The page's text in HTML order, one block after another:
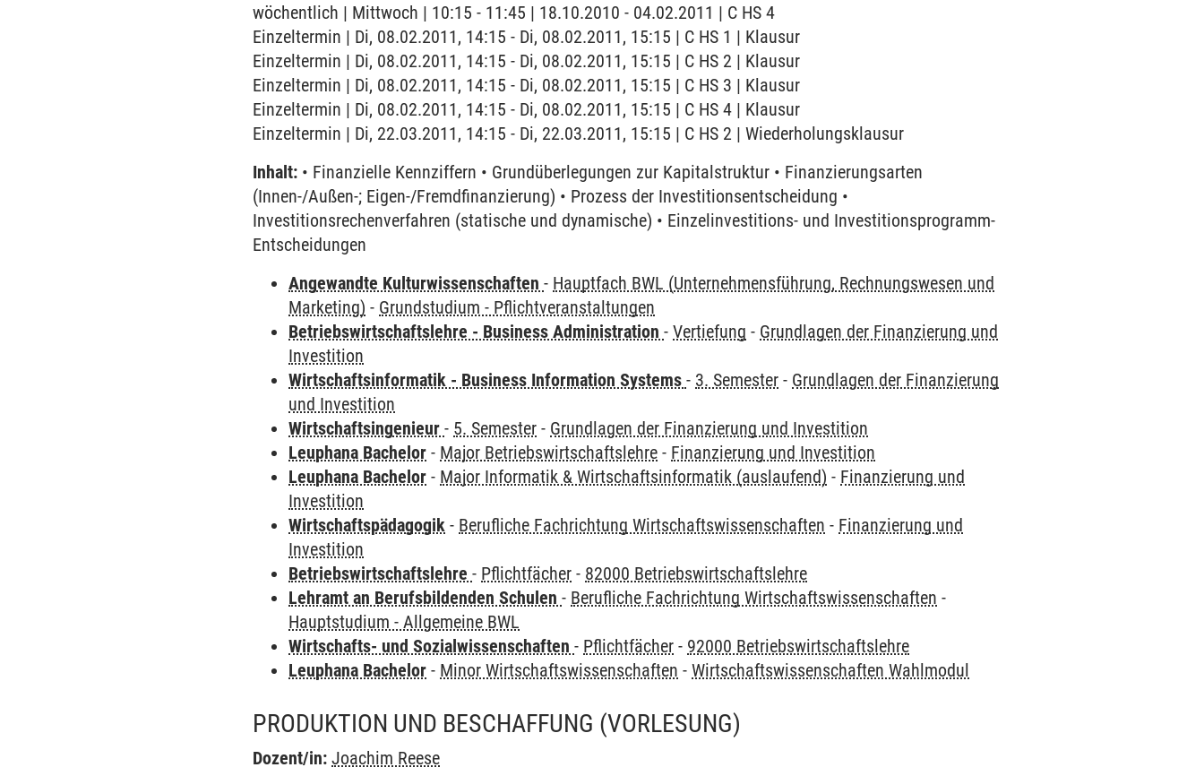
wöchentlich | Mittwoch | 10:15 - 11:45 | 18.10.2010 - 04.02.2011 | C HS 4
Einzeltermin | Di, 08.02.2011, 14:15 - Di, 08.02.2011, 15:15 | C HS 1 | Klausur
Einzeltermin | Di, 08.02.2011, 14:15 - Di, 08.02.2011, 15:15 | C HS 2 | Klausur
Einzeltermin | Di, 08.02.2011, 14:15 - Di, 08.02.2011, 15:15 | C HS 3 | Klausur
Einzeltermin | Di, 08.02.2011, 14:15 - Di, 08.02.2011, 15:15 | C HS 4 | Klausur
Einzeltermin | Di, 22.03.2011, 14:15 - Di, 22.03.2011, 15:15 | C HS 2 | Wiederholungsklausur
Inhalt: • Finanzielle Kennziffern • Grundüberlegungen zur Kapitalstruktur • Finanzierungsarten
(Innen-/Außen-; Eigen-/Fremdfinanzierung) • Prozess der Investitionsentscheidung •
Investitionsrechenverfahren (statische und dynamische) • Einzelinvestitions- und Investitionsprogramm-
Entscheidungen
Angewandte Kulturwissenschaften- Hauptfach BWL (Unternehmensführung, Rechnungswesen und
Marketing) - Grundstudium - Pflichtveranstaltungen
Betriebswirtschaftslehre - Business Administration-Vertiefung - Grundlagen der Finanzierung und
Investition
Wirtschaftsinformatik - Business Information Systems- 3. Semester - Grundlagen der Finanzierung
und Investition
Wirtschaftsingenieur- 5. Semester - Grundlagen der Finanzierung und Investition
Leuphana Bachelor - Major Betriebswirtschaftslehre - Finanzierung und Investition
Leuphana Bachelor - Major Informatik & Wirtschaftsinformatik (auslaufend) - Finanzierung und
Investition
Wirtschaftspädagogik - Berufliche Fachrichtung Wirtschaftswissenschaften - Finanzierung und
Investition
Betriebswirtschaftslehre- Pflichtfächer - 82000 Betriebswirtschaftslehre
Lehramt an Berufsbildenden Schulen- Berufliche Fachrichtung Wirtschaftswissenschaften -
Hauptstudium - Allgemeine BWL
Wirtschafts- und Sozialwissenschaften- Pflichtfächer - 92000 Betriebswirtschaftslehre
Leuphana Bachelor - Minor Wirtschaftswissenschaften -Wirtschaftswissenschaften Wahlmodul
PRODUKTION UND BESCHAFFUNG (VORLESUNG)
Dozent/in: Joachim Reese